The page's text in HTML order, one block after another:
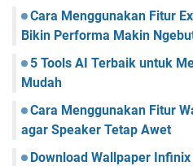
Cara Menggunakan Fitur
Bikin Performa Makin
5 Tools AI Terbaik untuk
Mudah
Cara Menggunakan Fitur
agar Speaker Tetap Awet
Download Wallpaper